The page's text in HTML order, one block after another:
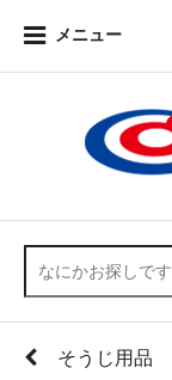
メニュー
そうじ用品